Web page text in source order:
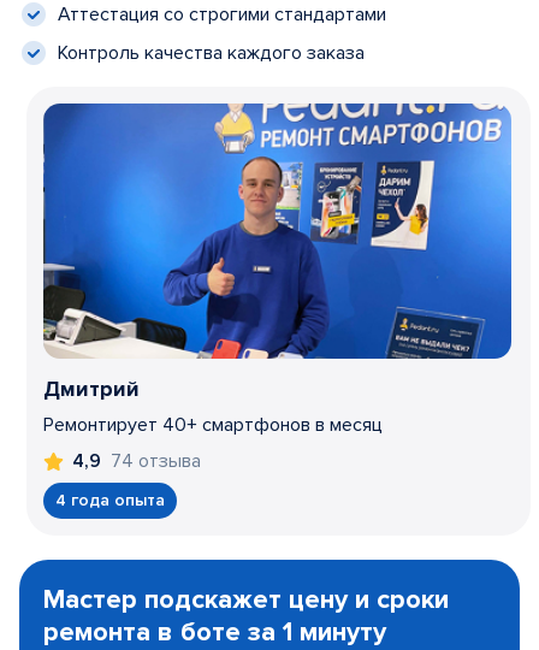
Аттестация со строгими стандартами
Контроль качества каждого заказа
Дмитрий
Ремонтирует 40+ смартфонов в месяц
4,9 74 отзыва
4 года опыта
1
Мастер подскажет цену и сроки
ремонта в боте за 1 минуту